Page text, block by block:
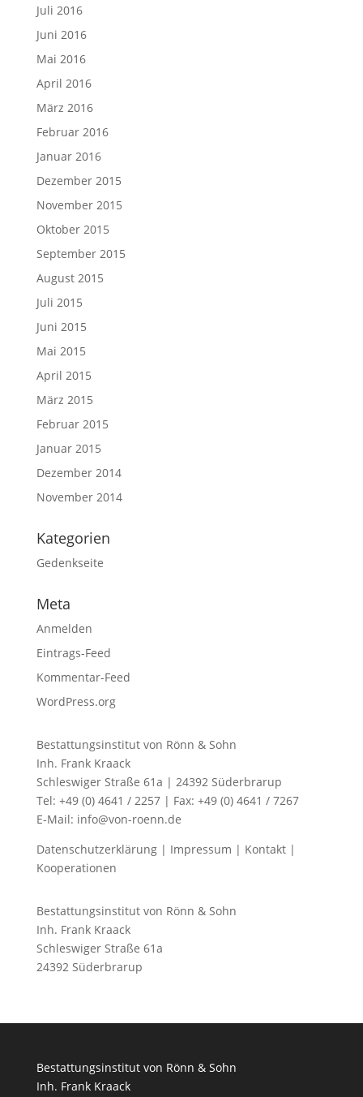
Juli 2016
Juni 2016
Mai 2016
April 2016
März 2016
Februar 2016
Januar 2016
Dezember 2015
November 2015
Oktober 2015
September 2015
August 2015
Juli 2015
Juni 2015
Mai 2015
April 2015
März 2015
Februar 2015
Januar 2015
Dezember 2014
November 2014
Kategorien
Gedenkseite
Meta
Anmelden
Eintrags-Feed
Kommentar-Feed
WordPress.org
Bestattungsinstitut von Rönn & Sohn
Inh. Frank Kraack
Schleswiger Straße 61a | 24392 Süderbrarup
Tel: +49 (0) 4641 / 2257 | Fax: +49 (0) 4641 / 7267
E-Mail: info@von-roenn.de
Datenschutzerklärung| Impressum | Kontakt|
Kooperationen
Bestattungsinstitut von Rönn & Sohn
Inh. Frank Kraack
Schleswiger Straße 61a
24392 Süderbrarup
Bestattungsinstitut von Rönn & Sohn
Inh. Frank Kraack